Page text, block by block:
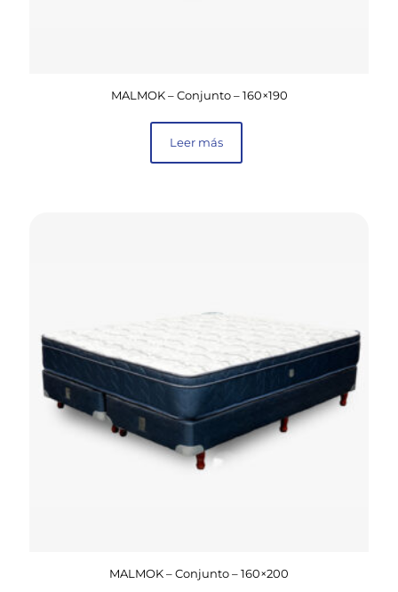
MALMOK – Conjunto – 160×190
Leer más
MALMOK – Conjunto – 160×200